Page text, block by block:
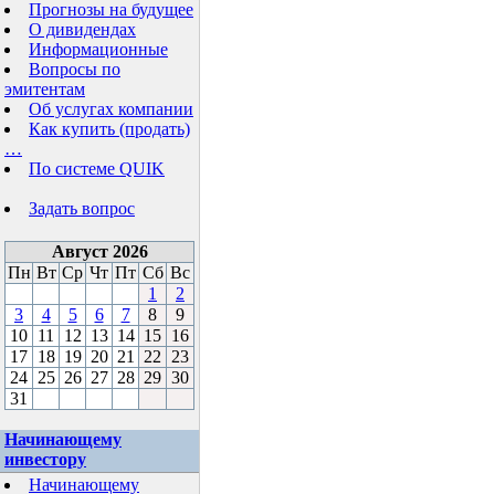
Прогнозы на будущее
О дивидендах
Информационные
Вопросы по
эмитентам
Об услугах компании
Как купить (продать)
…
По системе QUIK
Задать вопрос
Август 2026
Пн Вт Ср Чт Пт Сб Вс
1
2
3
4 5 6 7 8
9
10 11 12 13 14 15 16
17 18 19 20 21 22
23
24 25 26 27 28 29 30
31
Начинающему
инвестору
Начинающему